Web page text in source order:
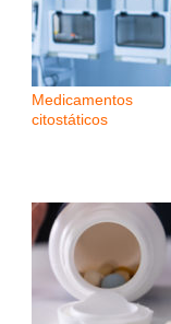
Medicamentos
citostáticos